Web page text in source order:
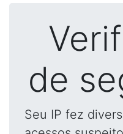
de
Seu IP fez